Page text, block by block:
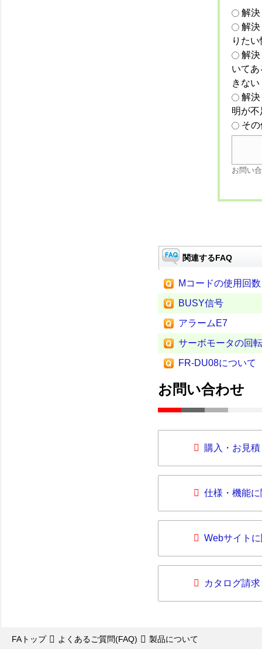
解
解
りた
解
いて
きない
解
明が
そ
お問い
関連するFAQ
Mコードの使用回数
BUSY信号
アラームE7
サーボモータの回
FR-DU08について
お問い合わせ
購入・お見
仕様・機能
Webサイト
カタログ請求
FAトップ よくあるご質問(FAQ)
製品について